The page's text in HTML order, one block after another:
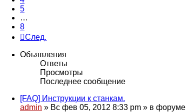
5
…
8
След.
Объявления
Ответы
Просмотры
Последнее сообщение
[FAQ] Инструкции к станкам.
admin » Вс фев 05, 2012 8:33 pm » в форуме